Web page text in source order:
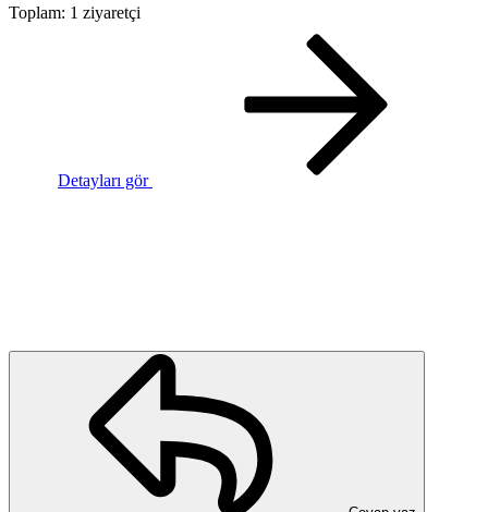
Toplam: 1 ziyaretçi
Detayları gör